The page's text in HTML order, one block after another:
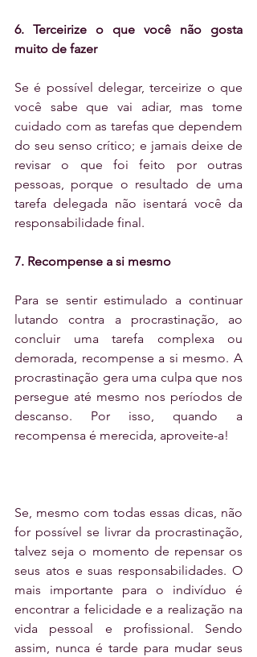
6. Terceirize o que você não gosta
muito de fazer
Se é possível delegar, terceirize o que
você sabe que vai adiar, mas tome
cuidado com as tarefas que dependem
do seu senso crítico; e jamais deixe de
revisar o que foi feito por outras
pessoas, porque o resultado de uma
tarefa delegada não isentará você da
responsabilidade final.
7. Recompense a si mesmo
Para se sentir estimulado a continuar
lutando contra a procrastinação, ao
concluir uma tarefa complexa ou
demorada, recompense a si mesmo. A
procrastinação gera uma culpa que nos
persegue até mesmo nos períodos de
descanso. Por isso, quando a
recompensa é merecida, aproveite-a!
Se, mesmo com todas essas dicas, não
for possível se livrar da procrastinação,
talvez seja o momento de repensar os
seus atos e suas responsabilidades. O
mais importante para o indivíduo é
encontrar a felicidade e a realização na
vida pessoal e profissional. Sendo
assim, nunca é tarde para mudar seus